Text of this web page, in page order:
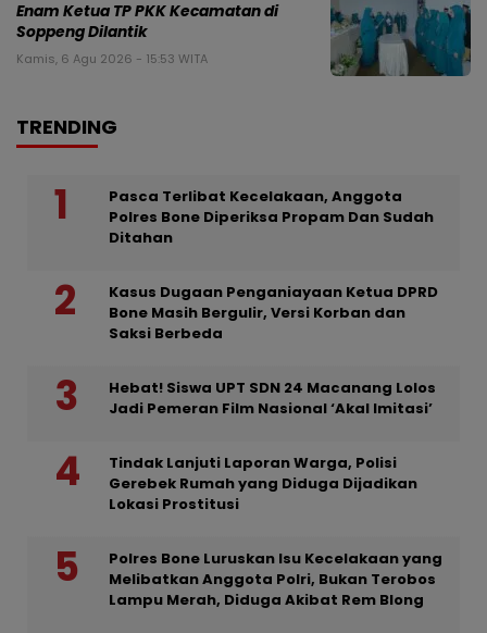
Enam Ketua TP PKK Kecamatan di
Soppeng Dilantik
Kamis, 6 Agu 2026 - 15:53 WITA
TRENDING
Pasca Terlibat Kecelakaan, Anggota
Polres Bone Diperiksa Propam Dan Sudah
Ditahan
Kasus Dugaan Penganiayaan Ketua DPRD
Bone Masih Bergulir, Versi Korban dan
Saksi Berbeda
Hebat! Siswa UPT SDN 24 Macanang Lolos
Jadi Pemeran Film Nasional ‘Akal Imitasi’
Tindak Lanjuti Laporan Warga, Polisi
Gerebek Rumah yang Diduga Dijadikan
Lokasi Prostitusi
Polres Bone Luruskan Isu Kecelakaan yang
Melibatkan Anggota Polri, Bukan Terobos
Lampu Merah, Diduga Akibat Rem Blong